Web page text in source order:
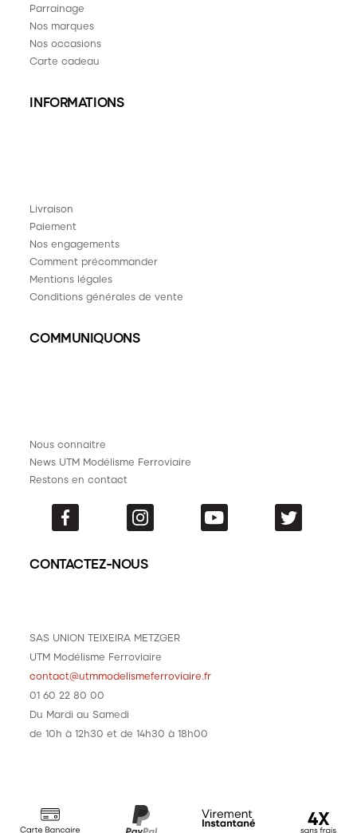
Parrainage
Nos marques
Nos occasions
Carte cadeau
INFORMATIONS
Livraison
Paiement
Nos engagements
Comment précommander
Mentions légales
Conditions générales de vente
COMMUNIQUONS
Nous connaitre
News UTM Modélisme Ferroviaire
Restons en contact
CONTACTEZ-NOUS
SAS UNION TEIXEIRA METZGER
UTM Modélisme Ferroviaire
contact@utmmodelismeferroviaire.fr
01 60 22 80 00
Du Mardi au Samedi
de 10h à 12h30 et de 14h30 à 18h00